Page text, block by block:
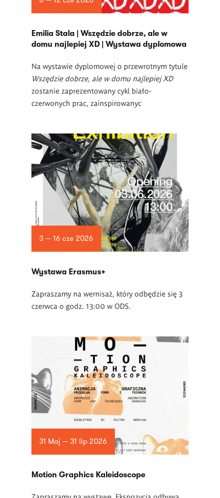
Emilia Stala | Wszędzie dobrze, ale w
domu najlepiej XD | Wystawa dyplomowa
Na wystawie dyplomowej o przewrotnym tytule
Wszędzie dobrze, ale w domu najlepiej XD
zostanie zaprezentowany cykl biało-
czerwonych prac, zainspirowanyc
3 — 16 cze 2026
Wystawa Erasmus+
Zapraszamy na wernisaż, który odbędzie się 3
czerwca o godz. 13:00 w ODS.
31 Maj — 31 lip 2026
Motion Graphics Kaleidoscope